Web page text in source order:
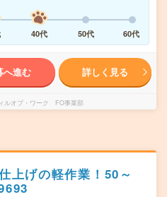
40代 50代 60代
へ進む 詳しく見る
ルオブ・ワーク FO事業部
上げの軽作業！50～